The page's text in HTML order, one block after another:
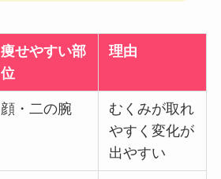
痩せやすい部
位
理由
顔・二の腕
むくみが取れ
やすく変化が
出やすい